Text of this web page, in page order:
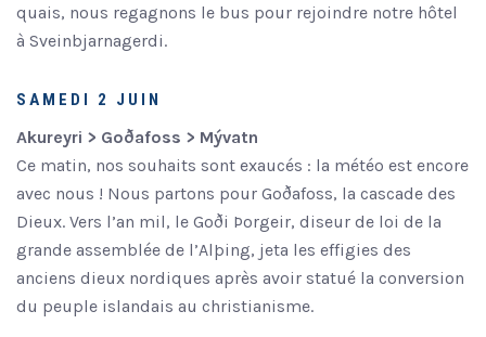
quais, nous regagnons le bus pour rejoindre notre hôtel
à Sveinbjarnagerdi.
SAMEDI 2 JUIN
Akureyri > Goðafoss > Mývatn
Ce matin, nos souhaits sont exaucés : la météo est encore
avec nous ! Nous partons pour Goðafoss, la cascade des
Dieux. Vers l’an mil, le Goði Þorgeir, diseur de loi de la
grande assemblée de l’Alþing, jeta les effigies des
anciens dieux nordiques après avoir statué la conversion
du peuple islandais au christianisme.